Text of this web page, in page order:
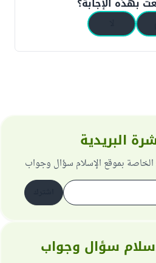
بهذه الإجابة؟
البريدية
الخاصة بموقع الإسلام سؤال وجواب
سؤال وجواب